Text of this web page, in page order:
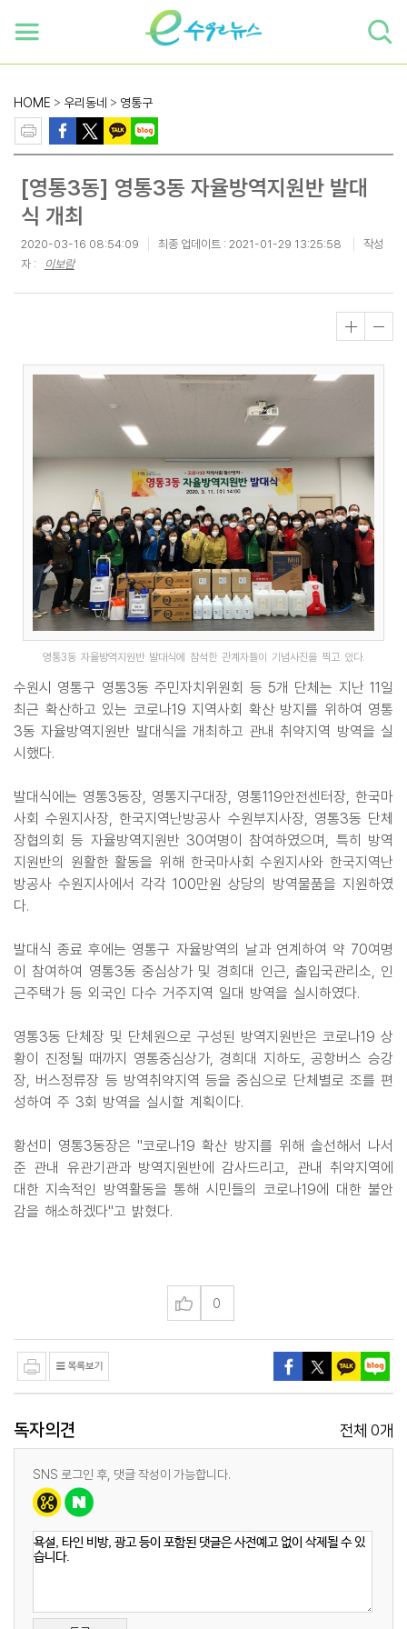
HOME > 우리동네 > 영통구
[영통3동] 영통3동 자율방역지원반 발대
식 개최
2020-03-16 08:54:09 최종 업데이트 : 2021-01-29 13:25:58
작성
자 :
이보람
영통3동 자율방역지원반 발대식에 참석한 관계자들이 기념사진을 찍고 있다.
수원시 영통구 영통3동 주민자치위원회 등 5개 단체는 지난 11일
최근 확산하고 있는 코로나19 지역사회 확산 방지를 위하여 영통
3동 자율방역지원반 발대식을 개최하고 관내 취약지역 방역을 실
시했다.
발대식에는 영통3동장, 영통지구대장, 영통119안전센터장, 한국마
사회 수원지사장, 한국지역난방공사 수원부지사장, 영통3동 단체
장협의회 등 자율방역지원반 30여명이 참여하였으며, 특히 방역
지원반의 원활한 활동을 위해 한국마사회 수원지사와 한국지역난
방공사 수원지사에서 각각 100만원 상당의 방역물품을 지원하였
다.
발대식 종료 후에는 영통구 자율방역의 날과 연계하여 약 70여명
이 참여하여 영통3동 중심상가 및 경희대 인근, 출입국관리소, 인
근주택가 등 외국인 다수 거주지역 일대 방역을 실시하였다.
영통3동 단체장 및 단체원으로 구성된 방역지원반은 코로나19 상
황이 진정될 때까지 영통중심상가, 경희대 지하도, 공항버스 승강
장, 버스정류장 등 방역취약지역 등을 중심으로 단체별로 조를 편
성하여 주 3회 방역을 실시할 계획이다.
황선미 영통3동장은 "코로나19 확산 방지를 위해 솔선해서 나서
준 관내 유관기관과 방역지원반에 감사드리고, 관내 취약지역에
대한 지속적인 방역활동을 통해 시민들의 코로나19에 대한 불안
감을 해소하겠다"고 밝혔다.
0
독자의견 전체 0개
SNS 로그인 후, 댓글 작성이 가능합니다.